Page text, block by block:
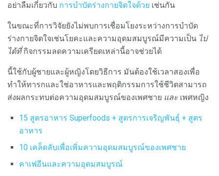
อย่าลืมเกี่ยวกับ การบำบัดร่างกายจิตใจด้วย เช่นกัน
ในขณะที่การวิจัยยังไม่พบการเชื่อมโยงระหว่างการบำบัด
ร่างกายจิตใจเช่นโยคะและความอุดมสมบูรณ์มีความเป็น ไป
ได้ที่กิจกรรมลดความเครียดเหล่านี้อาจช่วยได้
นี้ใช้กับผู้ชายและผู้หญิงโดยวิธีการ มันต้องใช้เวลาสองเพื่อ
ทำให้ทารกและใช่อาหารและพฤติกรรมการใช้ชีวิตสามารถ
ส่งผลกระทบต่อความอุดมสมบูรณ์ของเพศชาย และ เพศหญิง
15 สูตรอาหาร Superfoods + สูตรการเจริญพันธุ์ + สูตร
อาหาร
10 เคล็ดลับเพื่อเพิ่มความอุดมสมบูรณ์ของเพศชาย
คาเฟอีนและความอุดมสมบูรณ์